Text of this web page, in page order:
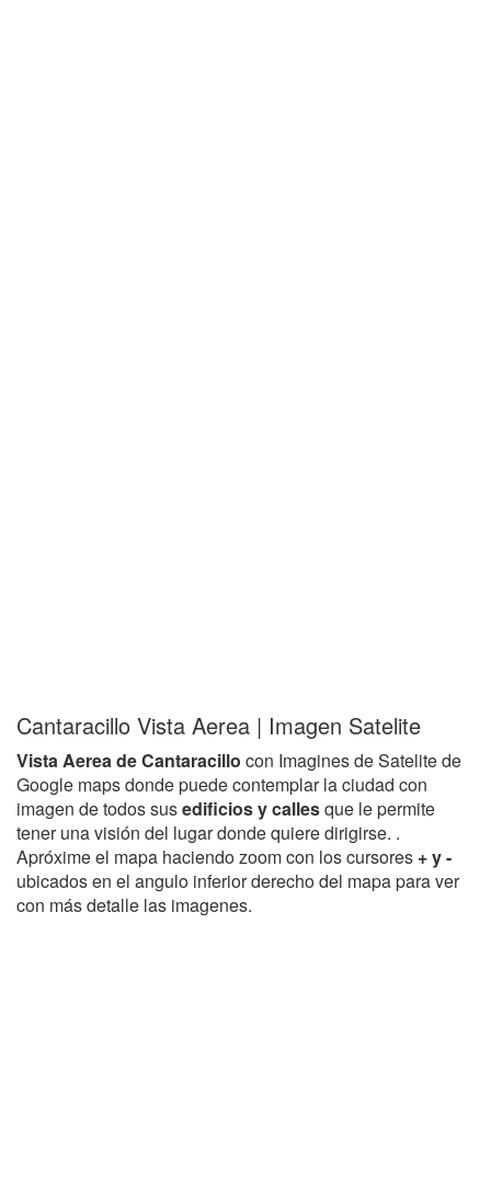
Cantaracillo Vista Aerea | Imagen Satelite
Vista Aerea de Cantaracillo con Imagines de Satelite de
Google maps donde puede contemplar la ciudad con
imagen de todos susedificios y callesque le permite
tener una visión del lugar donde quiere dirigirse. .
Apróxime el mapa haciendo zoom con los cursores + y -
ubicados en el angulo inferior derecho del mapa para ver
con más detalle las imagenes.